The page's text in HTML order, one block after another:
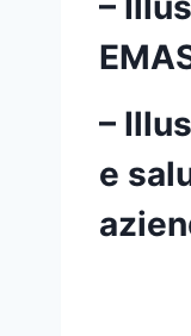
–
e